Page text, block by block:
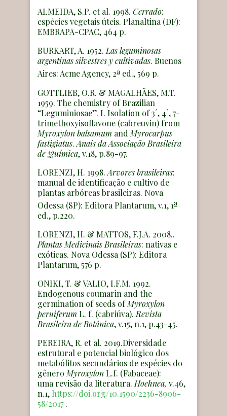
ALMEIDA, S.P. et al. 1998. Cerrado:
espécies vegetais úteis. Planaltina (DF):
EMBRAPA-CPAC, 464 p.
BURKART, A. 1952.Las leguminosas
argentinas silvestres y cultivadas. Buenos
Aires: Acme Agency, 2a ed., 569 p.
GOTTLIEB, O.R. & MAGALHÃES, M.T.
1959. The chemistry of Brazilian
“Leguminiosae”. I. Isolation of 3´, 4´, 7-
trimethoxyisoflavone (cabreuvin) from
Myroxylon balsamum and Myrocarpus
fastigiatus. Anais da Associação Brasileira
de Química, v.18, p.89-97.
LORENZI, H. 1998. Arvores brasileiras:
manual de identificação e cultivo de
plantas arbóreas brasileiras. Nova
Odessa (SP): Editora Plantarum, v.1, 1a
ed., p.220.
LORENZI, H. & MATTOS, F.J.A. 2008..
Plantas Medicinais Brasileiras: nativas e
exóticas. Nova Odessa (SP): Editora
Plantarum, 576 p.
ONIKI, T. & VALIO, I.F.M. 1992.
Endogenous coumarin and the
germination of seeds ofMyroxylon
peruiferum L. f. (cabriúva). Revista
Brasileirade Botânica, v.15, n.1, p.43-45.
PEREIRA, R. et al. 2019.Diversidade
estrutural e potencial biológico dos
metabólitos secundários de espécies do
gênero MyroxylonL.f. (Fabaceae):
uma revisão da literatura. Hoehnea, v.46,
n.1, https://doi.org/10.1590/2236-8906-
58/2017.